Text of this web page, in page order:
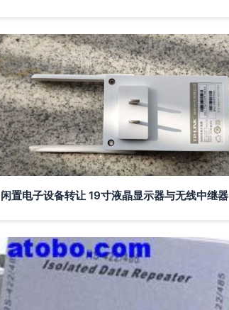
闲置电子设备转让 19寸液晶显示器与无线中继器